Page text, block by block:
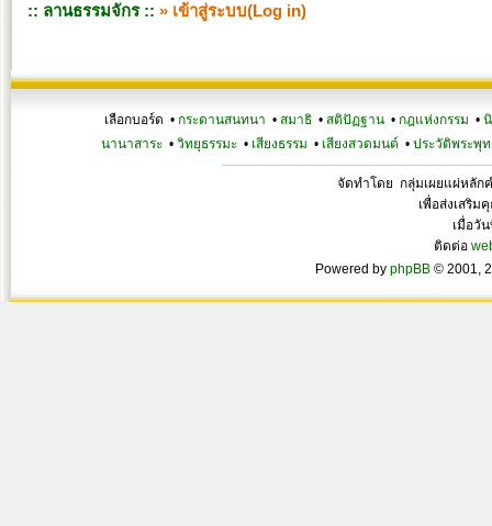
:: ลานธรรมจักร :: » เข้าสู่ระบบ(Log in)
เลือกบอร์ด • กระดานสนทนา • สมาธิ • สติปัฏฐาน • กฎแห่งกรรม •
นานาสาระ• วิทยุธรรมะ• เสียงธรรม • เสียงสวดมนต์ • ประวัติพระพุท
จัดทำโดย กลุ่มเผยแผ่หลัก
เพื่อส่งเสริม
เมื่อวั
ติดต่อ
Powered by phpBB © 2001,